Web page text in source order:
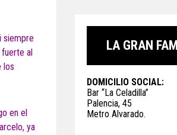
siempre
al
los
en el
ya
LA GRAN
DOMICILIO SOCIAL:
Bar “La Celadilla”
Palencia, 45
Metro Alvarado.